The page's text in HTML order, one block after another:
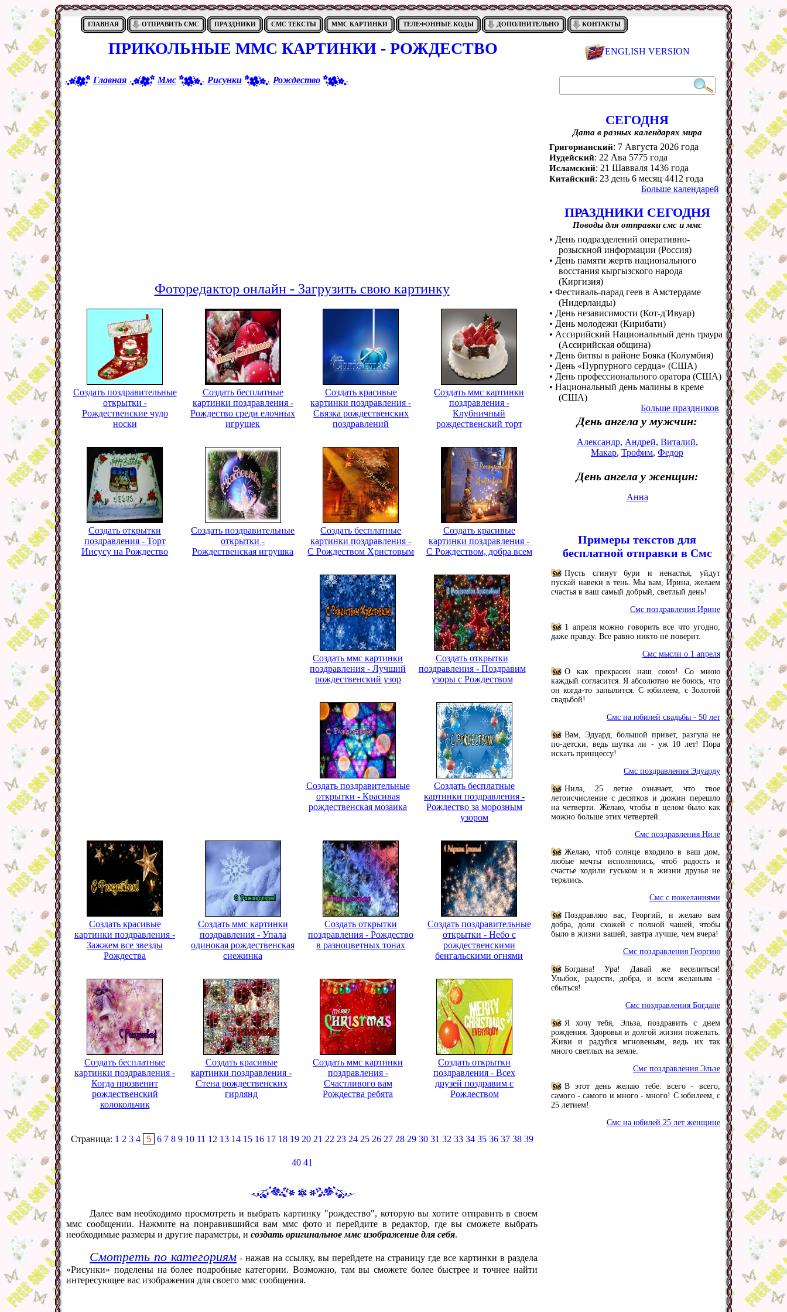
ГЛАВНАЯ ОТПРАВИТЬ СМС ПРАЗДНИКИ СМС ТЕКСТЫ ММС КАРТИНКИ ТЕЛЕФОННЫЕ КОДЫ ДОПОЛНИТЕЛЬНО КОНТАКТЫ
ПРИКОЛЬНЫЕ ММС КАРТИНКИ - РОЖДЕСТВО
Главная Ммс Рисунки Рождество
Фоторедактор онлайн - Загрузить свою картинку
Создать поздравительные
открытки -
Рождественские чудо
носки
Создать бесплатные
картинки поздравления -
Рождество среди елочных
игрушек
Создать красивые
картинки поздравления -
Связка рождественских
поздравлений
Создать ммс картинки
поздравления -
Клубничный
рождественский торт
Создать открытки
поздравления - Торт
Иисусу на Рождество
Создать поздравительные
открытки -
Рождественская игрушка
Создать бесплатные
картинки поздравления -
С Рождеством Христовым
Создать красивые
картинки поздравления -
С Рождеством, добра всем
Создать ммс картинки
поздравления - Лучший
рождественский узор
Создать открытки
поздравления - Поздравим
узоры с Рождеством
Создать поздравительные
открытки - Красивая
рождественская мозаика
Создать бесплатные
картинки поздравления -
Рождество за морозным
узором
Создать красивые
картинки поздравления -
Зажжем все звезды
Рождества
Создать ммс картинки
поздравления - Упала
одинокая рождественская
снежинка
Создать открытки
поздравления - Рождество
в разноцветных тонах
Создать поздравительные
открытки - Небо с
рождественскими
бенгальскими огнями
Создать бесплатные
картинки поздравления -
Когда прозвенит
рождественский
колокольчик
Создать красивые
картинки поздравления -
Стена рождественских
гирлянд
Создать ммс картинки
поздравления -
Счастливого вам
Рождества ребята
Создать открытки
поздравления - Всех
друзей поздравим с
Рождеством
Страница: 1 2 3 4 5 6 7 8 9 10 11 12 13 14 15 16 17 18 19 20 21 22 23 24 25 26 27 28 29 30 31 32 33 34 35 36 37 38 39
40 41
Далее вам необходимо просмотреть и выбрать картинку "рождество", которую вы хотите отправить в своем
ммс сообщении. Нажмите на понравившийся вам ммс фото и перейдите в редактор, где вы сможете выбрать
необходимые размеры и другие параметры, и создать оригинальное ммс изображение для себя.
Смотреть по категориям - нажав на ссылку, вы перейдете на страницу где все картинки в раздела
«Рисунки» поделены на более подробные категории. Возможно, там вы сможете более быстрее и точнее найти
интересующее вас изображения для своего ммс сообщения.
ENGLISH VERSION
СЕГОДНЯ
Дата в разных календарях мира
Григорианский: 7 Августа 2026 года
Иудейский: 22 Ава 5775 года
Исламский: 21 Шавваля 1436 года
Китайский: 23 день 6 месяц 4412 года
Больше календарей
ПРАЗДНИКИ СЕГОДНЯ
Поводы для отправки смс и ммс
• День подразделений оперативно-
розыскной информации (Россия)
• День памяти жертв национального
восстания кыргызского народа
(Киргизия)
• Фестиваль-парад геев в Амстердаме
(Нидерланды)
• День независимости (Кот-д'Ивуар)
• День молодежи (Кирибати)
• Ассирийский Национальный день траура
(Ассирийская община)
• День битвы в районе Бояка (Колумбия)
• День «Пурпурного сердца» (США)
• День профессионального оратора (США)
• Национальный день малины в креме
(США)
Больше праздников
День ангела у мужчин:
Александр, Андрей, Виталий,
Макар, Трофим, Федор
День ангела у женщин:
Анна
Примеры текстов для
бесплатной отправки в Смс
Пусть сгинут бури и ненастья, уйдут
пускай навеки в тень. Мы вам, Ирина, желаем
счастья в ваш самый добрый, светлый день!
Смс поздравления Ирине
1 апреля можно говорить все что угодно,
даже правду. Все равно никто не поверит.
Смс мысли о 1 апреля
О как прекрасен наш союз! Со мною
каждый согласится. Я абсолютно не боюсь, что
он когда-то запылится. С юбилеем, с Золотой
свадьбой!
Смс на юбилей свадьбы - 50 лет
Вам, Эдуард, большой привет, разгула не
по-детски, ведь шутка ли - уж 10 лет! Пора
искать принцессу!
Смс поздравления Эдуарду
Нила, 25 летие означает, что твое
летоисчисление с десятков и дюжин перешло
на четверти. Желаю, чтобы в целом было как
можно больше этих четвертей.
Смс поздравления Ниле
Желаю, чтоб солнце входило в ваш дом,
любые мечты исполнялись, чтоб радость и
счастье ходили гуськом и в жизни друзья не
терялись.
Смс с пожеланиями
Поздравляю вас, Георгий, и желаю вам
добра, доли схожей с полной чашей, чтобы
было в жизни вашей, завтра лучше, чем вчера!
Смс поздравления Георгию
Богдана! Ура! Давай же веселиться!
Улыбок, радости, добра, и всем желаньям -
сбыться!
Смс поздравления Богдане
Я хочу тебя, Эльза, поздравить с днем
рождения. Здоровья и долгой жизни пожелать.
Живи и радуйся мгновеньям, ведь их так
много светлых на земле.
Смс поздравления Эльзе
В этот день желаю тебе: всего - всего,
самого - самого и много - много! С юбилеем, с
25 летием!
Смс на юбилей 25 лет женщине